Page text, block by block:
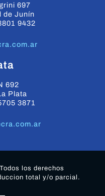
697
de Junín
9432
692
Plata
3871
los derechos
total y/o parcial.